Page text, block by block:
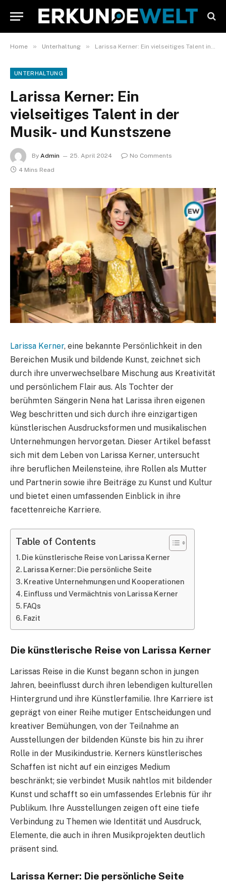
Home » Unterhaltung » Larissa Kerner: Ein vielseitiges Talent in der Musik- und Kunstszene
UNTERHALTUNG
Larissa Kerner: Ein
vielseitiges Talent in der
Musik- und Kunstszene
By Admin 25. April 2024
No Comments
4 Mins Read
Larissa Kerner, eine bekannte Persönlichkeit in den
Bereichen Musik und bildende Kunst, zeichnet sich
durch ihre unverwechselbare Mischung aus Kreativität
und persönlichem Flair aus. Als Tochter der
berühmten Sängerin Nena hat Larissa ihren eigenen
Weg beschritten und sich durch ihre einzigartigen
künstlerischen Ausdrucksformen und musikalischen
Unternehmungen hervorgetan. Dieser Artikel befasst
sich mit dem Leben von Larissa Kerner, untersucht
ihre beruflichen Meilensteine, ihre Rollen als Mutter
und Partnerin sowie ihre Beiträge zu Kunst und Kultur
und bietet einen umfassenden Einblick in ihre
facettenreiche Karriere.
Table of Contents
Die künstlerische Reise von Larissa Kerner
Larissa Kerner: Die persönliche Seite
Kreative Unternehmungen und Kooperationen
Einfluss und Vermächtnis von Larissa Kerner
FAQs
Fazit
Die künstlerische Reise von Larissa Kerner
Larissas Reise in die Kunst begann schon in jungen
Jahren, beeinflusst durch ihren lebendigen kulturellen
Hintergrund und ihre Künstlerfamilie. Ihre Karriere ist
geprägt von einer Reihe mutiger Entscheidungen und
kreativer Bemühungen, von der Teilnahme an
Ausstellungen der bildenden Künste bis hin zu ihrer
Rolle in der Musikindustrie. Kerners künstlerisches
Schaffen ist nicht auf ein einziges Medium
beschränkt; sie verbindet Musik nahtlos mit bildender
Kunst und schafft so ein umfassendes Erlebnis für ihr
Publikum. Ihre Ausstellungen zeigen oft eine tiefe
Verbindung zu Themen wie Identität und Ausdruck,
Elemente, die auch in ihren Musikprojekten deutlich
präsent sind.
Larissa Kerner: Die persönliche Seite